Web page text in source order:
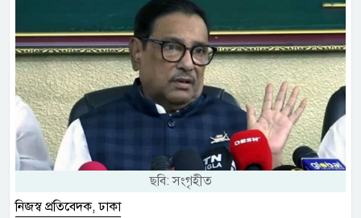
ছবি: সংগৃহীত
নিজস্ব প্রতিবেদক, ঢাকা